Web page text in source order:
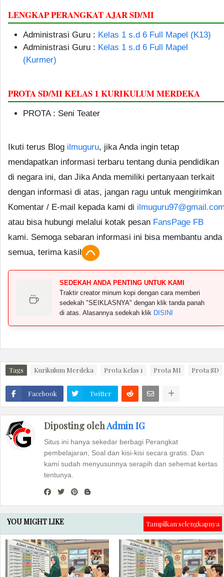
LENGKAP PERANGKAT AJAR SD/MI
Administrasi Guru : Kelas 1 s.d 6 Full Mapel (K13)
Administrasi Guru : Kelas 1 s.d 6 Full Mapel
(Kurmer)
PROTA SD/MI KELAS 1 KURIKULUM MERDEKA
PROTA : Seni Teater
Ikuti terus Blog ilmuguru, jika Anda ingin tetap
mendapatkan informasi terbaru tentang dunia pendidikan
di negara ini, dan Jika Anda memiliki pertanyaan terkait
dengan informasi di atas, jangan ragu untuk mengirimkan
Komentar / E-mail kepada kami di
atau bisa hubungi melalui kotak pesan FansPage FB
kami. Semoga sebaran informasi ini bisa membantu anda
semua, terima kasih.
SEDEKAH ANDA PENTING UNTUK KAMI
Traktir creator minum kopi dengan cara memberi
sedekah "SEIKLASNYA" dengan klik tanda panah
di atas. Alasannya sedekah klik DISINI
Tags Kurikulum Merdeka Prota Kelas 1 Prota MI Prota SD
Facebook Twitter
Diposting olehAdmin IG
Situs ini hanya sekedar berbagi Perangkat
pembelajaran, Soal dan kisi-kisi secara gratis. Dan
kami sudah menyusunnya serapih dan sehemat kertas
tentunya.
YOU MIGHT LIKE Tampilkan selengkapnya